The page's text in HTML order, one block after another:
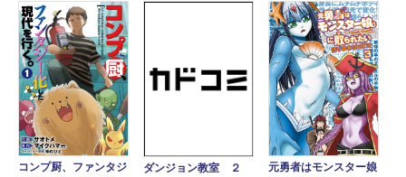
コンプ厨、ファンタジ
ダンジョン教室 ２
元勇者はモンスター娘